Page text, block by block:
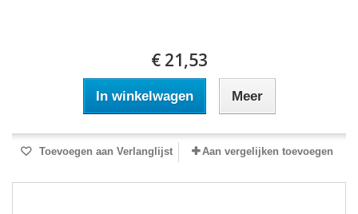
€ 21,53
In winkelwagen Meer
Toevoegen aan Verlanglijst Aan vergelijken toevoegen